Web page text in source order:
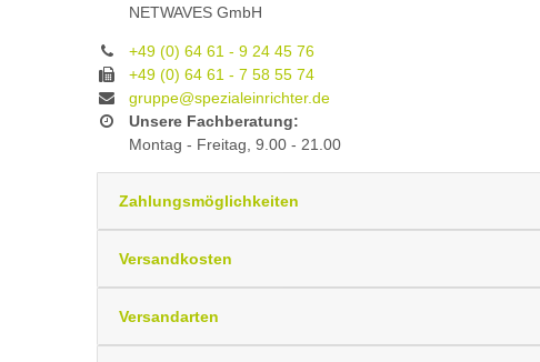
NETWAVES GmbH
+49 (0) 64 61 - 9 24 45 76
+49 (0) 64 61 - 7 58 55 74
gruppe@spezialeinrichter.de
Unsere Fachberatung:
Montag - Freitag, 9.00 - 21.00
Zahlungsmöglichkeiten
Versandkosten
Versandarten